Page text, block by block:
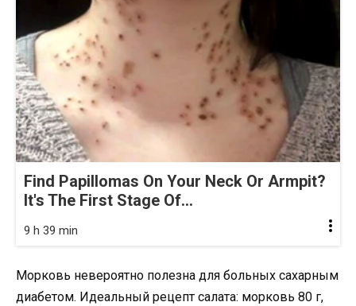
Find Papillomas On Your Neck Or Armpit?
It's The First Stage Of...
9 h 39 min
Морковь невероятно полезна для больных сахарным
диабетом. Идеальный рецепт салата: морковь 80 г,